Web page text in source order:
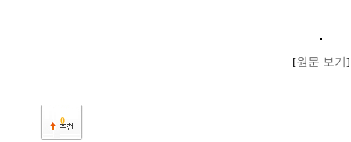
[원문 보기 ]
0